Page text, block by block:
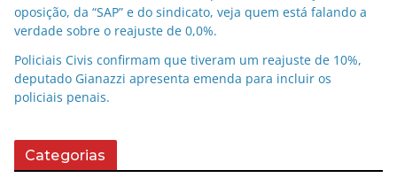
oposição, da “SAP” e do sindicato, veja quem está falando a
verdade sobre o reajuste de 0,0%.
Policiais Civis confirmam que tiveram um reajuste de 10%,
deputado Gianazzi apresenta emenda para incluir os
policiais penais.
Categorias